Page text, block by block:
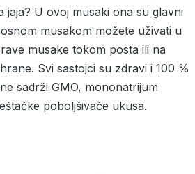
jaja? U ovoj musaki ona su glavni
musakom možete uživati u
musake tokom posta ili na
Svi sastojci su zdravi i 100 %
sadrži GMO, mononatrijum
poboljšivače ukusa.